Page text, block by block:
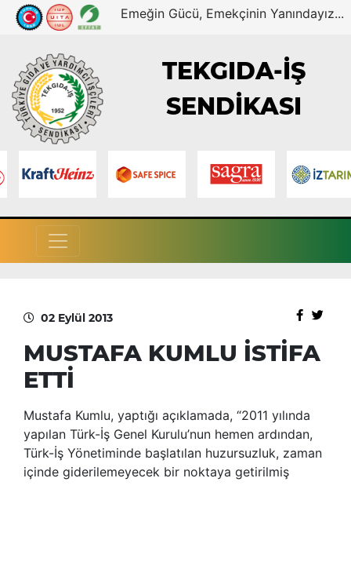
Emeğin Gücü, Emekçinin Yanındayız...
TEKGIDA-İŞ
SENDİKASI
02 Eylül 2013
MUSTAFA KUMLU İSTİFA
ETTİ
Mustafa Kumlu, yaptığı açıklamada, “2011 yılında
yapılan Türk-İş Genel Kurulu’nun hemen ardından,
Türk-İş Yönetiminde başlatılan huzursuzluk, zaman
içinde giderilemeyecek bir noktaya getirilmiş